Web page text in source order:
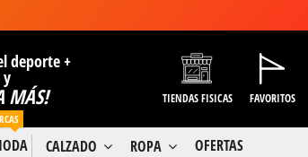
deporte +
y
MÁS! TIENDAS FISICAS FAVORITOS
CALZADO ROPA OFERTAS